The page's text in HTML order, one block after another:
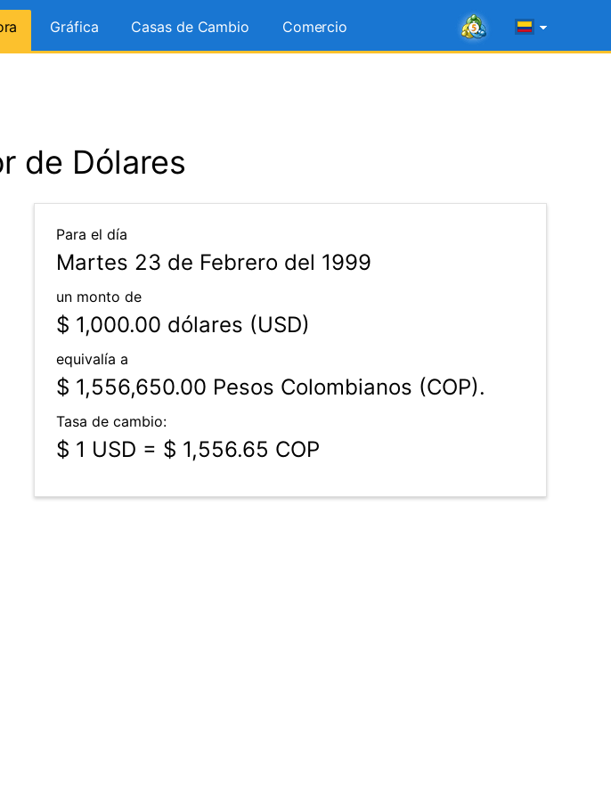
Gráfica Casas de Cambio Comercio
de Dólares
Para el día
Martes 23 de Febrero del 1999
un monto de
$ 1,000.00 dólares (USD)
equivalía a
$ 1,556,650.00 Pesos Colombianos (COP).
Tasa de cambio:
$ 1 USD = $ 1,556.65 COP